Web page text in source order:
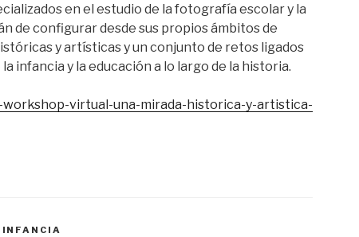
en el estudio de la fotografía escolar y la
de configurar desde sus propios ámbitos de
y artísticas y un conjunto de retos ligados
infancia y la educación a lo largo de la historia.
virtual-una-mirada-historica-y-artistica-
INFANCIA